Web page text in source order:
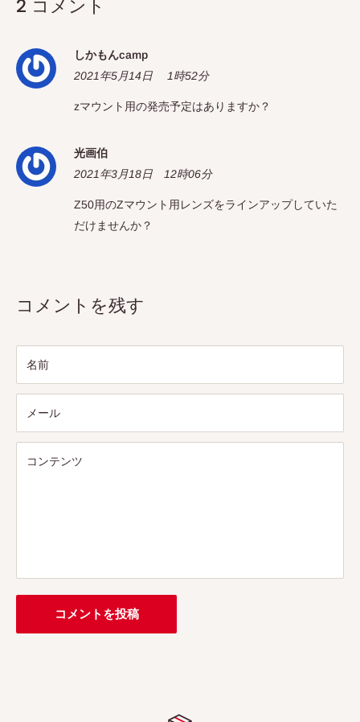
2 コメント
しかもんcamp
2021年5月14日 1時52分
zマウント用の発売予定はありますか？
光画伯
2021年3月18日 12時06分
Z50用のZマウント用レンズをラインアップしていた
だけませんか？
コメントを残す
名前
メール
コンテンツ
コメントを投稿